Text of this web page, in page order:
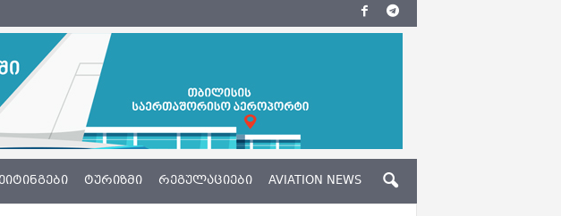
ᲢᲣᲠᲘᲖᲛᲘ ᲠᲔᲒᲣᲚᲐᲪᲘᲔᲑᲘ AVIATION NEWS